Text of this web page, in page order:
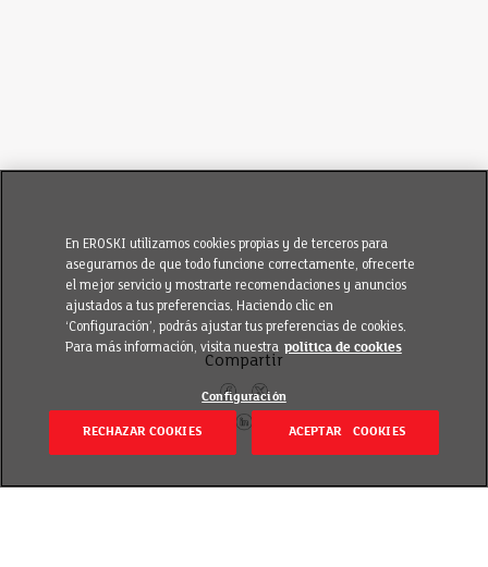
Compartir
En EROSKI utilizamos cookies propias y de terceros para
asegurarnos de que todo funcione correctamente, ofrecerte
el mejor servicio y mostrarte recomendaciones y anuncios
ajustados a tus preferencias. Haciendo clic en
‘Configuración’, podrás ajustar tus preferencias de cookies.
Para más información, visita nuestra política de cookies
Configuración
RECHAZAR COOKIES ACEPTAR COOKIES